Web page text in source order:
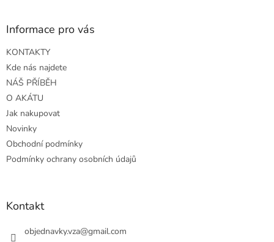
Informace pro vás
KONTAKTY
Kde nás najdete
NÁŠ PŘÍBĚH
O AKÁTU
Jak nakupovat
Novinky
Obchodní podmínky
Podmínky ochrany osobních údajů
Kontakt
objednavky.vza@gmail.com